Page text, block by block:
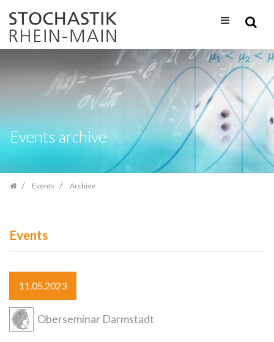
navigation
Events archive
Events Archive
Events
11.05.2023
Oberseminar Darmstadt